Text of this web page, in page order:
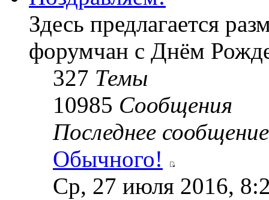
Здесь предлагается
форумчан с Днём
327 Темы
10985 Сообщения
Последнее сообщение
Обычного!
Ср, 27 июля 2016,